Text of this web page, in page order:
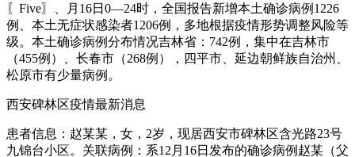
〖Five〗、月16日0—24时，全国报告新增本土确诊病例1226
例、本土无症状感染者1206例，多地根据疫情形势调整风险等
级。本土确诊病例分布情况吉林省：742例，集中在吉林市
（455例）、长春市（268例），四平市、延边朝鲜族自治州、
松原市有少量病例。
西安碑林区疫情最新消息
患者信息：赵某某，女，2岁，现居西安市碑林区含光路23号
九锦台小区。关联病例：系12月16日发布的确诊病例赵某（父